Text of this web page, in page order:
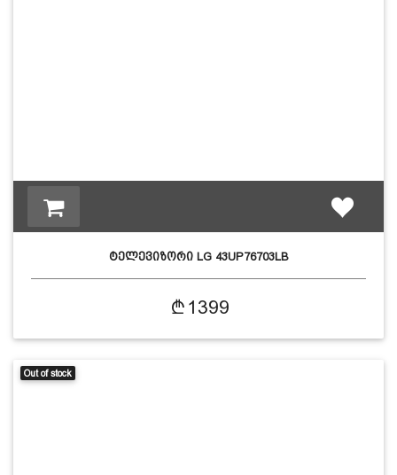
ტელევიზორი LG 43UP76703LB
1399
Out of stock